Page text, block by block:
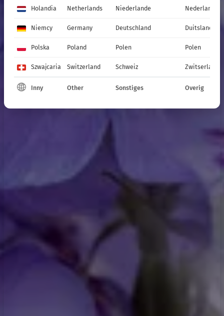
ANGEBOT 2027
Holandia Netherlands Niederlande Nederland
Niemcy Germany Deutschland Duitsland
Polska Poland Polen Polen
Szwajcaria Switzerland Schweiz Zwitserland
Inny Other Sonstiges Overig